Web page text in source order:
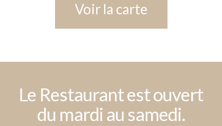
Voir la carte
Le Restaurant est ouvert
du mardi au samedi.